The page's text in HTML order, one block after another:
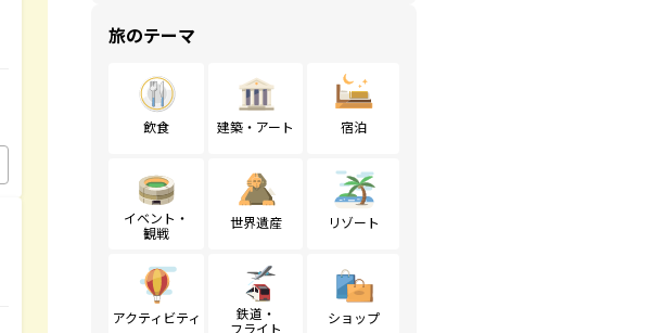
旅のテーマ
飲食 建築・アート 宿泊
イベント・
観戦
世界遺産 リゾート
アクティビティ
鉄道・
フライト
ショップ